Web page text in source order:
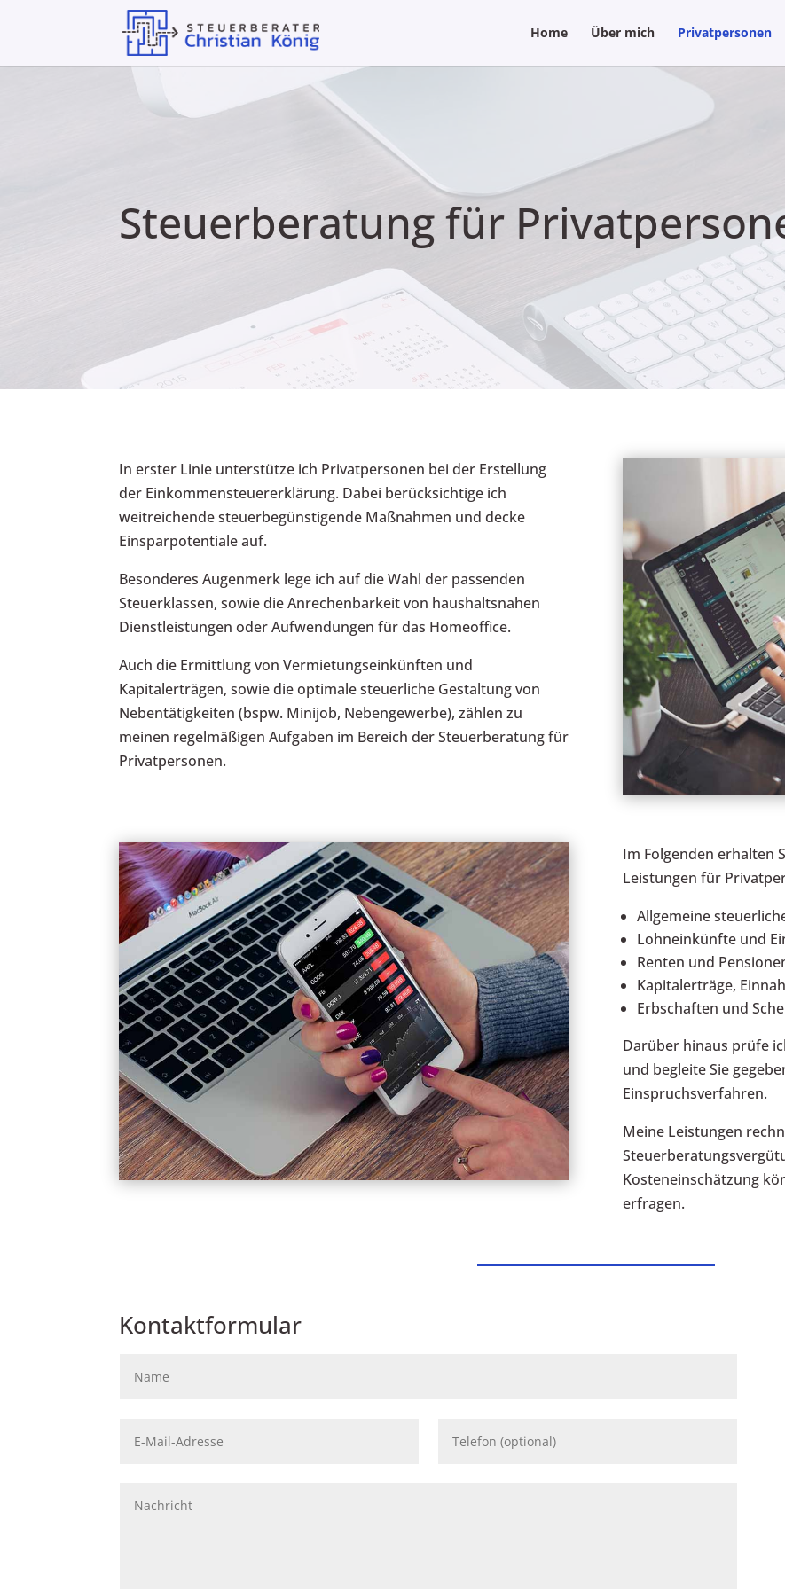
Home Über mich Privatpersonen
Steuerberatung für
In erster Linie unterstütze ich Privatpersonen bei der Erstellung
der Einkommensteuererklärung. Dabei berücksichtige ich
weitreichende steuerbegünstigende Maßnahmen und decke
Einsparpotentiale auf.
Besonderes Augenmerk lege ich auf die Wahl der passenden
Steuerklassen, sowie die Anrechenbarkeit von haushaltsnahen
Dienstleistungen oder Aufwendungen für das Homeoffice.
Auch die Ermittlung von Vermietungseinkünften und
Kapitalerträgen, sowie die optimale steuerliche Gestaltung von
Nebentätigkeiten (bspw. Minijob, Nebengewerbe), zählen zu
meinen regelmäßigen Aufgaben im Bereich der Steuerberatung für
Privatpersonen.
Im Folgenden erhalten
Leistungen für
Allgemeine
Lohneinkünfte und
Renten und
Kapitalerträge,
Erbschaften und
Darüber hinaus prüfe
und begleite Sie
Einspruchsverfahren.
Meine Leistungen
Kosteneinschätzung
erfragen.
Kontaktformular